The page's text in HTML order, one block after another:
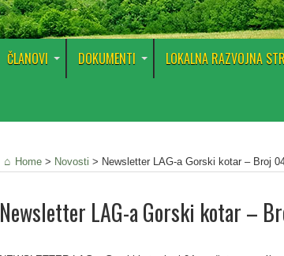
ČLANOVI DOKUMENTI LOKALNA RAZVOJNA
Home > Novosti > Newsletter LAG-a Gorski kotar – Broj
Newsletter LAG-a Gorski kotar –